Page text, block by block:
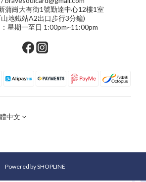
蒲崗大有街1號勤達中心12樓1室
地鐵站A2出口步行3分鐘)
星期一至日 1:00pm~11:00pm
中文
Powered by SHOPLINE